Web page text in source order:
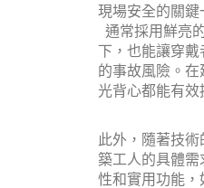
現場安全的關
通常採用鮮亮
下，也能讓穿
的事故風險。
光背心都能有
此外，隨著技
築工人的具體需
性和實用功能，